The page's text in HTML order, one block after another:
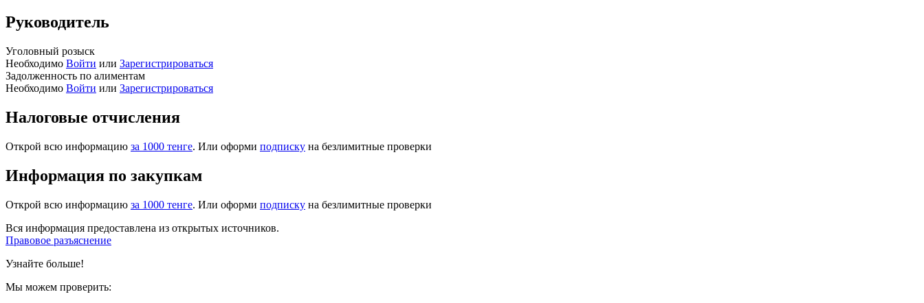
Руководитель
Уголовный розыск
Необходимо Войти или Зарегистрироваться
Задолженность по алиментам
Необходимо Войти или Зарегистрироваться
Налоговые отчисления
Открой всю информацию за 1000 тенге. Или оформи подписку на безлимитные проверки
Информация по закупкам
Открой всю информацию за 1000 тенге. Или оформи подписку на безлимитные проверки
Вся информация предоставлена из открытых источников.
Правовое разъяснение
Узнайте больше!
Мы можем проверить: